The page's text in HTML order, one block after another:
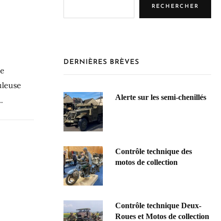
RECHERCHER
DERNIÈRES BRÈVES
Alerte sur les semi-chenillés
Contrôle technique des
motos de collection
Contrôle technique Deux-
Roues et Motos de collection